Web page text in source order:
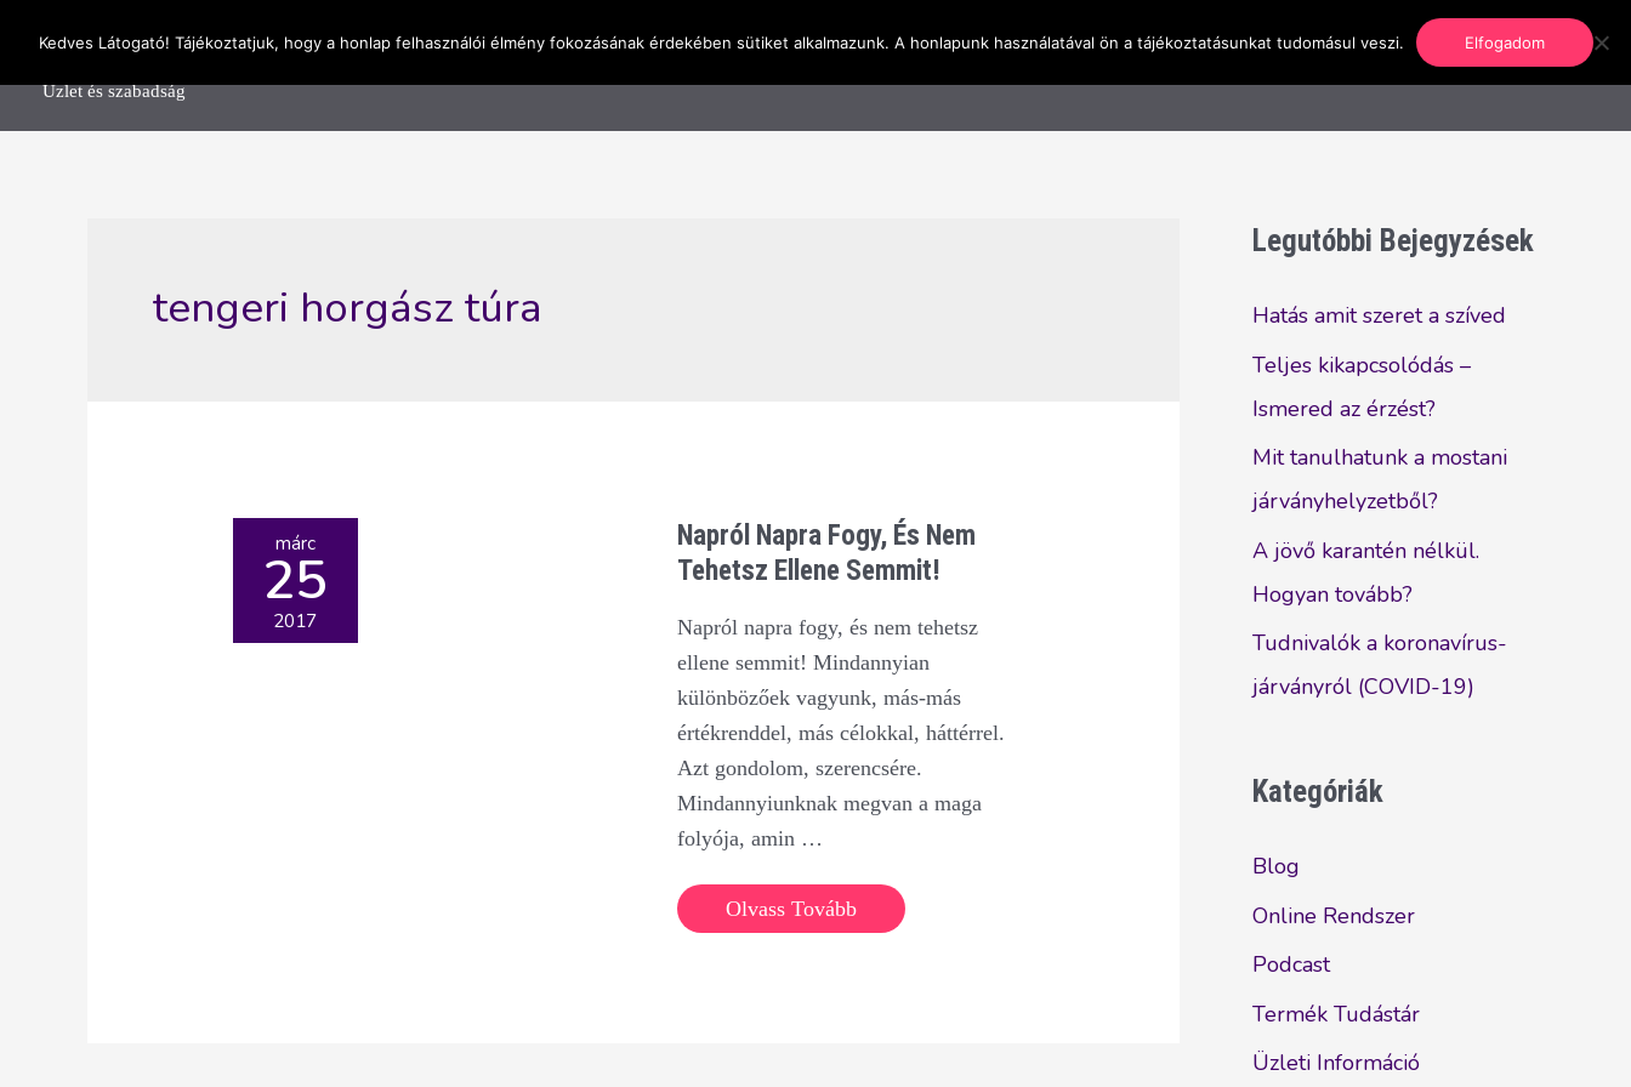
content
OnlineSeedsMan
Üzlet és szabadság
Kapcsolat
tengeri horgász túra
márc
25
2017
Napról Napra Fogy, És Nem
Tehetsz Ellene Semmit!
Napról napra fogy, és nem tehetsz
ellene semmit! Mindannyian
különbözőek vagyunk, más-más
értékrenddel, más célokkal, háttérrel.
Azt gondolom, szerencsére.
Mindannyiunknak megvan a maga
folyója, amin …
Napról
Olvass Tovább
Legutóbbi Bejegyzések
Hatás amit szeret a szíved
Teljes kikapcsolódás –
Ismered az érzést?
Mit tanulhatunk a mostani
járványhelyzetből?
A jövő karantén nélkül.
Hogyan tovább?
Tudnivalók a koronavírus-
járványról (COVID-19)
Kategóriák
Blog
Online Rendszer
Podcast
Termék Tudástár
Üzleti Információ
Kedves Látogató! Tájékoztatjuk, hogy a honlap felhasználói élmény fokozásának érdekében sütiket alkalmazunk. A honlapunk használatával ön a tájékoztatásunkat tudomásul veszi. Elfogadom